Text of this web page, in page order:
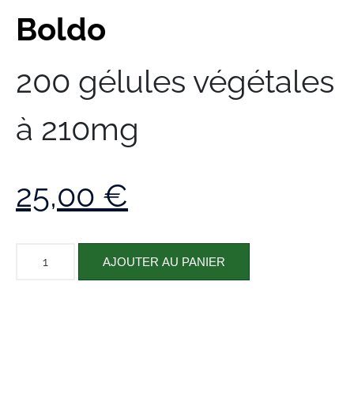
Boldo
200 gélules végétales
à 210mg
25,00 €
AJOUTER AU PANIER